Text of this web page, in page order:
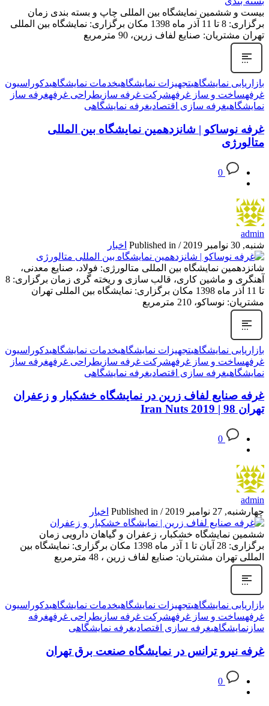
بیست و ششمین نمایشگاه بین المللی چاپ و بسته بندی زمان
برگزاری: 8 تا 11 آذر ماه 1398 مکان برگزاری: نمایشگاه بین المللی
تهران مشتریان: صنایع لفاف زرین، 90 مترمربع
بازاریابی نمایشگاهیتجهیزات نمایشگاهیخدمات نمایشگاهیدکوراسیون
غرفهساخت و ساز غرفهشرکت غرفه سازیطراحی غرفهغرفه ساز
نمایشگاهیغرفه سازی اقتصادیغرفه نمایشگاهی
غرفه نوساکو | شانزدهمین نمایشگاه بین المللی
متالورژی
0
admin
شنبه, 30 نوامبر 2019
/
Published in اخبار
شانزدهمین نمایشگاه بین المللی متالورژی: فولاد، صنایع معدنی،
آهنگری و ماشین کاری، قالب سازی و ریخته گری زمان برگزاری: 8
تا 11 آذر ماه 1398 مکان برگزاری: نمایشگاه بین المللی تهران
مشتریان: نوساکو، 210 مترمربع
بازاریابی نمایشگاهیتجهیزات نمایشگاهیخدمات نمایشگاهیدکوراسیون
غرفهساخت و ساز غرفهشرکت غرفه سازیطراحی غرفهغرفه ساز
نمایشگاهیغرفه سازی اقتصادیغرفه نمایشگاهی
غرفه صنایع لفاف زرین در نمایشگاه خشکبار و زعفران
تهران 98 | Iran Nuts 2019
0
admin
چهارشنبه, 27 نوامبر 2019
/
Published in اخبار
ششمین نمایشگاه خشکبار، زعفران و گیاهان دارویی زمان
برگزاری: 28 آبان تا 1 آذر ماه 1398 مکان برگزاری: نمایشگاه بین
المللی تهران مشتریان: صنایع لفاف زرین ، 48 مترمربع
بازاریابی نمایشگاهیتجهیزات نمایشگاهیخدمات نمایشگاهیدکوراسیون
غرفهساخت و ساز غرفهشرکت غرفه سازیطراحی غرفهغرفه
سازنمایشگاهیغرفه سازی اقتصادیغرفه نمایشگاهی
غرفه نیرو ترانس در نمایشگاه صنعت برق تهران
0